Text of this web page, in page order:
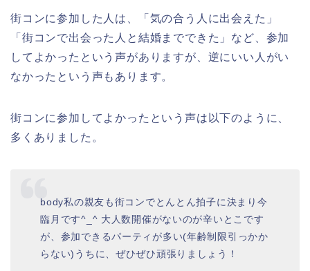
街コンに参加した人は、「気の合う人に出会えた」
「街コンで出会った人と結婚までできた」など、参加
してよかったという声がありますが、逆にいい人がい
なかったという声もあります。
街コンに参加してよかったという声は以下のように、
多くありました。
body私の親友も街コンでとんとん拍子に決まり今
臨月です^_^ 大人数開催がないのが辛いとこです
が、参加できるパーティが多い(年齢制限引っかか
らない)うちに、ぜひぜひ頑張りましょう！